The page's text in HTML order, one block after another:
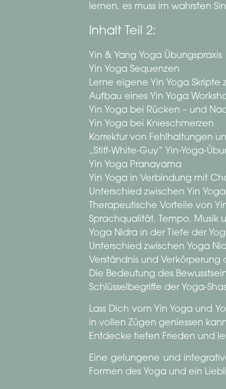
lernen, es muss im wahrsten
Inhalt Teil 2:
Yin & Yang Yoga Übungspraxis
Yin Yoga Sequenzen
Lerne eigene Yin Yoga Skripte
Aufbau eines Yin Yoga
Yin Yoga bei Rücken – und
Yin Yoga bei Knieschmerzen
Korrektur von Fehlhaltungen
„Stiff-White-Guy“ Yin-Yoga-
Yin Yoga Pranayama
Yin Yoga in Verbindung mit
Unterschied zwischen Yin
Therapeutische Vorteile von
Sprachqualität, Tempo, Musik
Yoga Nidra in der Tiefe der
Unterschied zwischen Yoga
Verständnis und Verkörperung
Die Bedeutung des
Schlüsselbegriffe der Yoga-
Lass Dich vom Yin Yoga und
in vollen Zügen geniessen
Entdecke tiefen Frieden und
Eine gelungene und
Formen des Yoga und ein